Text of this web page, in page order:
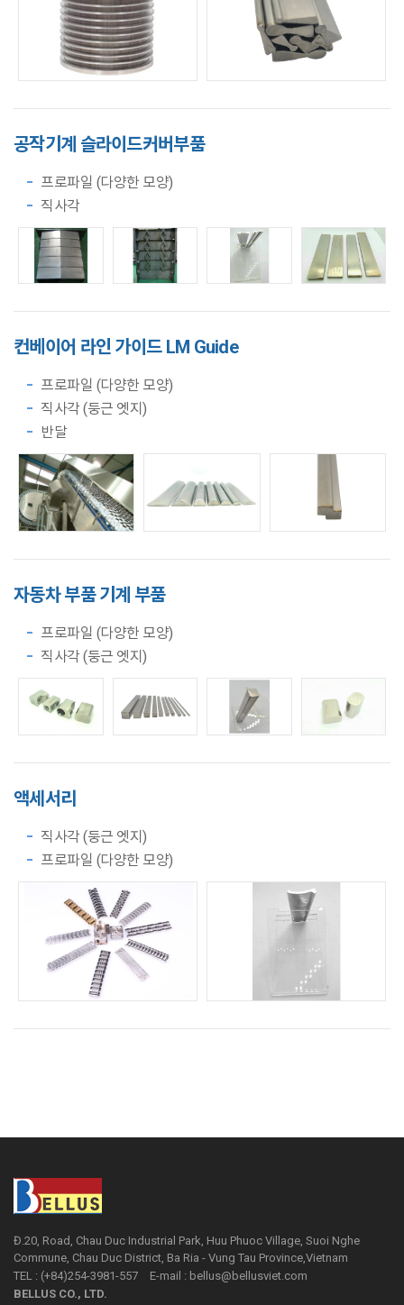
공작기계 슬라이드커버부품
프로파일 (다양한 모양)
직사각
컨베이어 라인 가이드LM Guide
프로파일 (다양한 모양)
직사각 (둥근 엣지)
반달
자동차 부품기계 부품
프로파일 (다양한 모양)
직사각 (둥근 엣지)
액세서리
직사각 (둥근 엣지)
프로파일 (다양한 모양)
Đ.20, Road, Chau Duc Industrial Park, Huu Phuoc Village, Suoi Nghe
Commune, Chau Duc District, Ba Ria - Vung Tau Province,Vietnam
TEL : (+84)254-3981-557
E-mail : bellus@bellusviet.com
BELLUS CO., LTD.